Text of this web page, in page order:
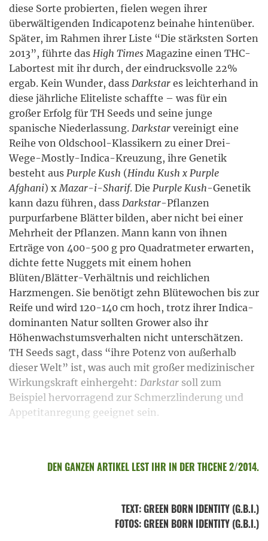
diese Sorte probierten, fielen wegen ihrer
überwältigenden Indicapotenz beinahe hintenüber.
Später, im Rahmen ihrer Liste “Die stärksten Sorten
2013”, führte das High Times Magazine einen THC-
Labortest mit ihr durch, der eindrucksvolle 22%
ergab. Kein Wunder, dass Darkstar es leichterhand in
diese jährliche Eliteliste schaffte – was für ein
großer Erfolg für TH Seeds und seine junge
spanische Niederlassung. Darkstar vereinigt eine
Reihe von Oldschool-Klassikern zu einer Drei-
Wege-Mostly-Indica-Kreuzung, ihre Genetik
besteht aus Purple Kush (Hindu Kush x Purple
Afghani) xMazar-i-Sharif. Die Purple Kush-Genetik
kann dazu führen, dass Darkstar-Pflanzen
purpurfarbene Blätter bilden, aber nicht bei einer
Mehrheit der Pflanzen. Mann kann von ihnen
Erträge von 400-500 g pro Quadratmeter erwarten,
dichte fette Nuggets mit einem hohen
Blüten/Blätter-Verhältnis und reichlichen
Harzmengen. Sie benötigt zehn Blütewochen bis zur
Reife und wird 120-140 cm hoch, trotz ihrer Indica-
dominanten Natur sollten Grower also ihr
Höhenwachstumsverhalten nicht unterschätzen.
TH Seeds sagt, dass “ihre Potenz von außerhalb
dieser Welt” ist, was auch mit großer medizinischer
Wirkungskraft einhergeht: Darkstar soll zum
Beispiel hervorragend zur Schmerzlinderung und
Appetitanregung geeignet sein.
DEN GANZEN ARTIKEL LEST IHR IN DER THCENE 2/2014.
TEXT:GREEN BORN IDENTITY (G.B.I.)
FOTOS: GREEN BORN IDENTITY (G.B.I.)